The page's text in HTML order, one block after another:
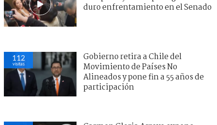
duro enfrentamiento en el Senado
112
visitas
Gobierno retira a Chile del
Movimiento de Países No
Alineados y pone fin a 55 años de
participación